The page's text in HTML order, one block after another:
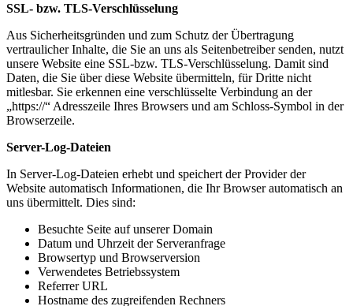
SSL- bzw. TLS-Verschlüsselung
Aus Sicherheitsgründen und zum Schutz der Übertragung
vertraulicher Inhalte, die Sie an uns als Seitenbetreiber senden, nutzt
unsere Website eine SSL-bzw. TLS-Verschlüsselung. Damit sind
Daten, die Sie über diese Website übermitteln, für Dritte nicht
mitlesbar. Sie erkennen eine verschlüsselte Verbindung an der
„https://“ Adresszeile Ihres Browsers und am Schloss-Symbol in der
Browserzeile.
Server-Log-Dateien
In Server-Log-Dateien erhebt und speichert der Provider der
Website automatisch Informationen, die Ihr Browser automatisch an
uns übermittelt. Dies sind:
Besuchte Seite auf unserer Domain
Datum und Uhrzeit der Serveranfrage
Browsertyp und Browserversion
Verwendetes Betriebssystem
Referrer URL
Hostname des zugreifenden Rechners